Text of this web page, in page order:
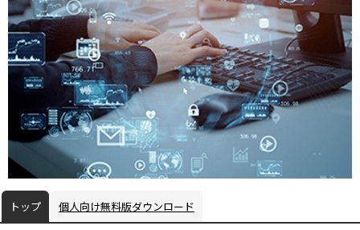
ウ
で
開
く
トップ 個人向け無料版ダウンロード